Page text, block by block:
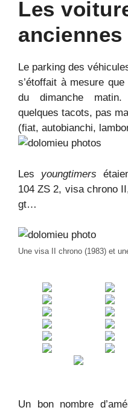
Les
anciennes
Le parking des
s’étoffait à mesure
du dimanche matin.
quelques tacots, pas
(fiat, autobianchi,
Les youngtimers
104 ZS 2, visa chrono
gt…
Une visa II chrono (1983) et
Un bon nombre